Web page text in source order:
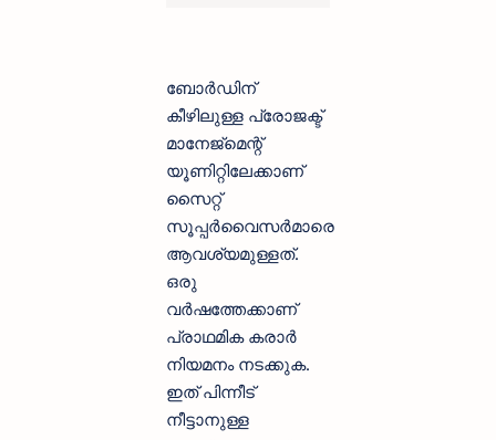
ബോര്‍ഡിന്
കീഴിലുള്ള പ്രോജക്ട്
മാനേജ്‌മെന്റ്
യൂണിറ്റിലേക്കാണ്
സൈറ്റ്
സൂപ്പര്‍വൈസര്‍മാരെ
ആവശ്യമുള്ളത്.
ഒരു
വര്‍ഷത്തേക്കാണ്
പ്രാഥമിക കരാര്‍
നിയമനം നടക്കുക.
ഇത് പിന്നീട്
നീട്ടാനുള്ള